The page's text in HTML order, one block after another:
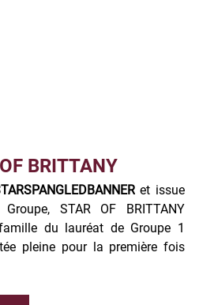
BRITTANY
et issue
STAR OF BRITTANY
pleine pour la première fois